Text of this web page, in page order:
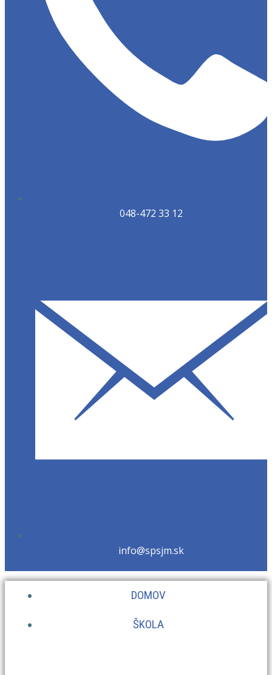
048-472 33 12
info@spsjm.sk
DOMOV
ŠKOLA